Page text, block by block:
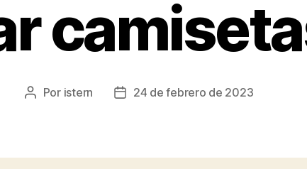
Autor
Por istern
Fecha24 de febrero de 2023